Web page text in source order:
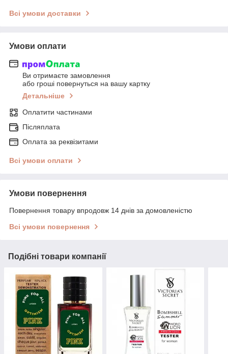
Всі умови доставки
Умови оплати
Ви отримаєте замовлення
або гроші повернуться на вашу картку
Детальніше
Оплатити частинами
Післяплата
Оплата за реквізитами
Всі умови оплати
Умови повернення
Повернення товару впродовж 14 днів за домовленістю
Всі умови повернення
Подібні товари компанії